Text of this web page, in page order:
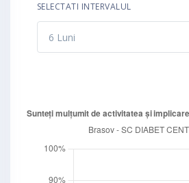
SELECTATI INTERVALUL